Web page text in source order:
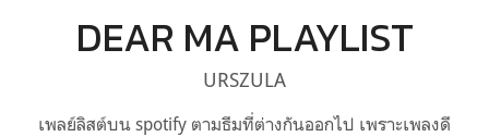
DEAR MA PLAYLIST
URSZULA
เพลย์ลิสต์บน spotify ตามธีมที่ต่างกันออกไป เพราะเพลงดี